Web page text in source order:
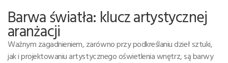
Barwa światła: klucz artystycznej
aranżacji
Ważnym zagadnieniem, zarówno przy podkreślaniu dzieł sztuki,
jak i projektowaniu artystycznego oświetlenia wnętrz, są barwy